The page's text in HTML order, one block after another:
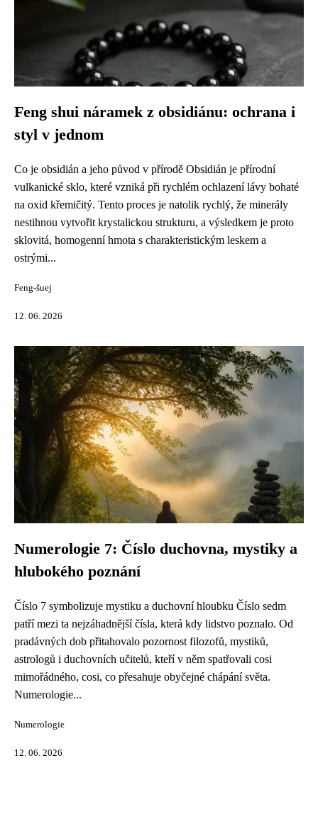
Feng shui náramek z obsidiánu: ochrana i
styl v jednom
Co je obsidián a jeho původ v přírodě Obsidián je přírodní
vulkanické sklo, které vzniká při rychlém ochlazení lávy bohaté
na oxid křemičitý. Tento proces je natolik rychlý, že minerály
nestihnou vytvořit krystalickou strukturu, a výsledkem je proto
sklovitá, homogenní hmota s charakteristickým leskem a
ostrými...
Feng-šuej
12. 06. 2026
Numerologie 7: Číslo duchovna, mystiky a
hlubokého poznání
Číslo 7 symbolizuje mystiku a duchovní hloubku Číslo sedm
patří mezi ta nejzáhadnější čísla, která kdy lidstvo poznalo. Od
pradávných dob přitahovalo pozornost filozofů, mystiků,
astrologů i duchovních učitelů, kteří v něm spatřovali cosi
mimořádného, cosi, co přesahuje obyčejné chápání světa.
Numerologie...
Numerologie
12. 06. 2026